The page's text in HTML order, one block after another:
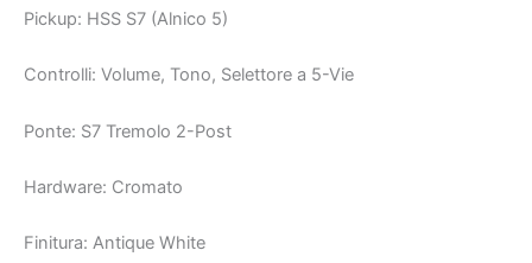
Pickup: HSS S7 (Alnico 5)
Controlli: Volume, Tono, Selettore a 5-Vie
Ponte: S7 Tremolo 2-Post
Hardware: Cromato
Finitura: Antique White